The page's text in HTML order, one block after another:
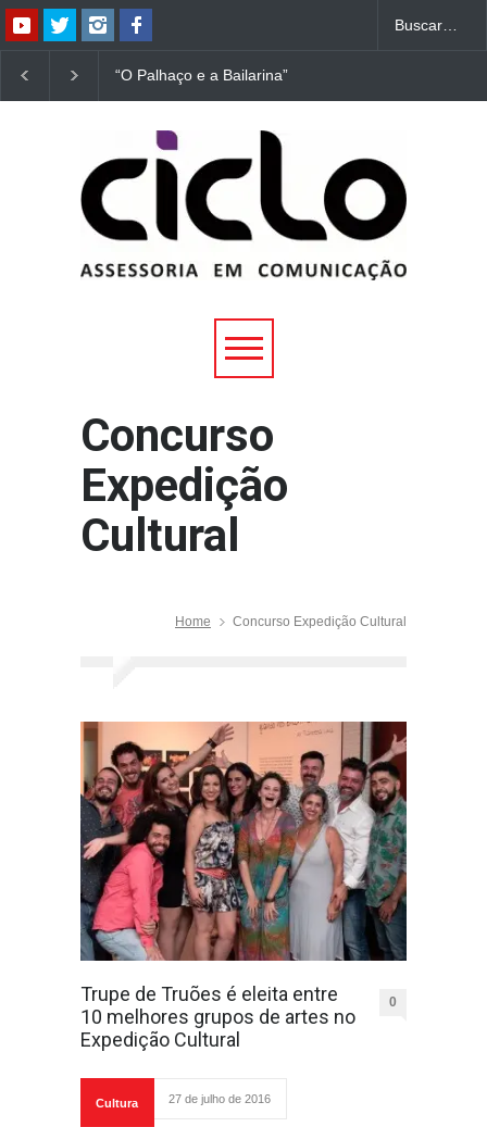
“O Palhaço e a Bailarina”
estreia hoje (1º) em
Uberlândia
Uberlândia
Concurso
Expedição
Cultural
Home Concurso Expedição Cultural
Trupe de Truões é eleita entre
10 melhores grupos de artes no
Expedição Cultural
0
Cultura 27 de julho de 2016